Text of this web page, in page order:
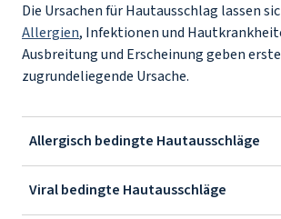
Die Ursachen für Hautausschlag lassen
Allergien, Infektionen und
Ausbreitung und Erscheinung geben
zugrundeliegende Ursache.
Allergisch bedingte Hautausschläge
Viral bedingte Hautausschläge